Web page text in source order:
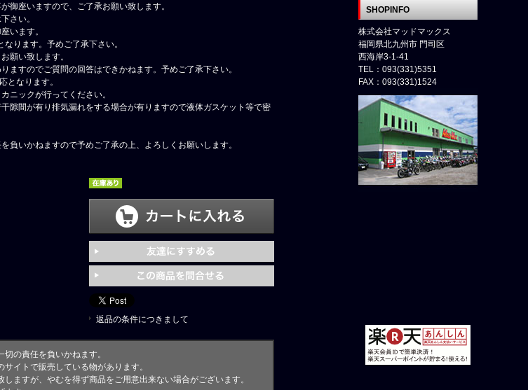
御座いますので、ご了承お願い致します。
さい。
います。
ります。予めご了承下さい。
願い致します。
ますのでご質問の回答はできかねます。予めご了承下さい。
となります。
ニックが行ってください。
隙間が有り排気漏れをする場合が有りますので液体ガスケット等で密
負いかねますので予めご了承の上、よろしくお願いします。
返品の条件につきまして
の責任を負いかねます。
イトで販売している物があります。
ますが、やむを得ず商品をご用意出来ない場合がございます。
SHOPINFO
株式会社マッドマックス
福岡県北九州市 門司区
西海岸3-1-41
TEL：093(331)5351
FAX：093(331)1524